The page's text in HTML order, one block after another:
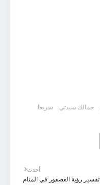
جمالك سيدتي
سريعا
أحدث
تفسير رؤية العصفور في المنام